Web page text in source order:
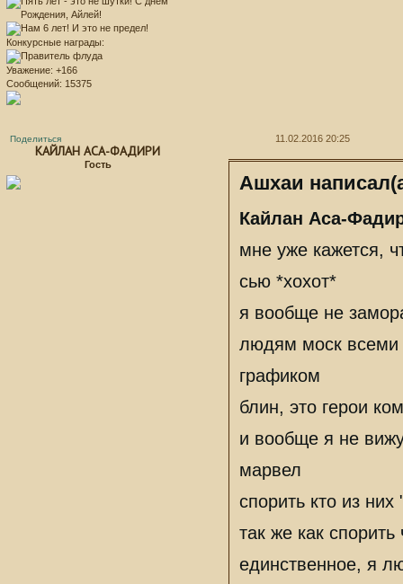
Конкурсные награды:
Уважение: +166
Сообщений: 15375
Поделиться 11.02.2016 20:25
КАЙЛАН АСА-ФАДИРИ
Гость
Ашхаи
Кайлан Аса-
мне уже кажется,
сью *хохот*
я вообще не
людям моск всеми
графиком
блин, это герои
и вообще я не
марвел
спорить кто из
так же как
единственное, я